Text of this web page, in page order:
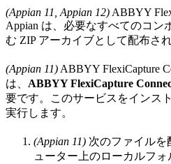
(Appian 11, Appian 12)ABBYY
Appian は、必要なすべてのコン
む ZIP アーカイブとして配布さ
(Appian 11)ABBYY FlexiCapture
は、 ABBYY FlexiCapture
要です。このサービスをインス
実行します。
(Appian 11) 次のファイルを
ューター上のローカルフォ